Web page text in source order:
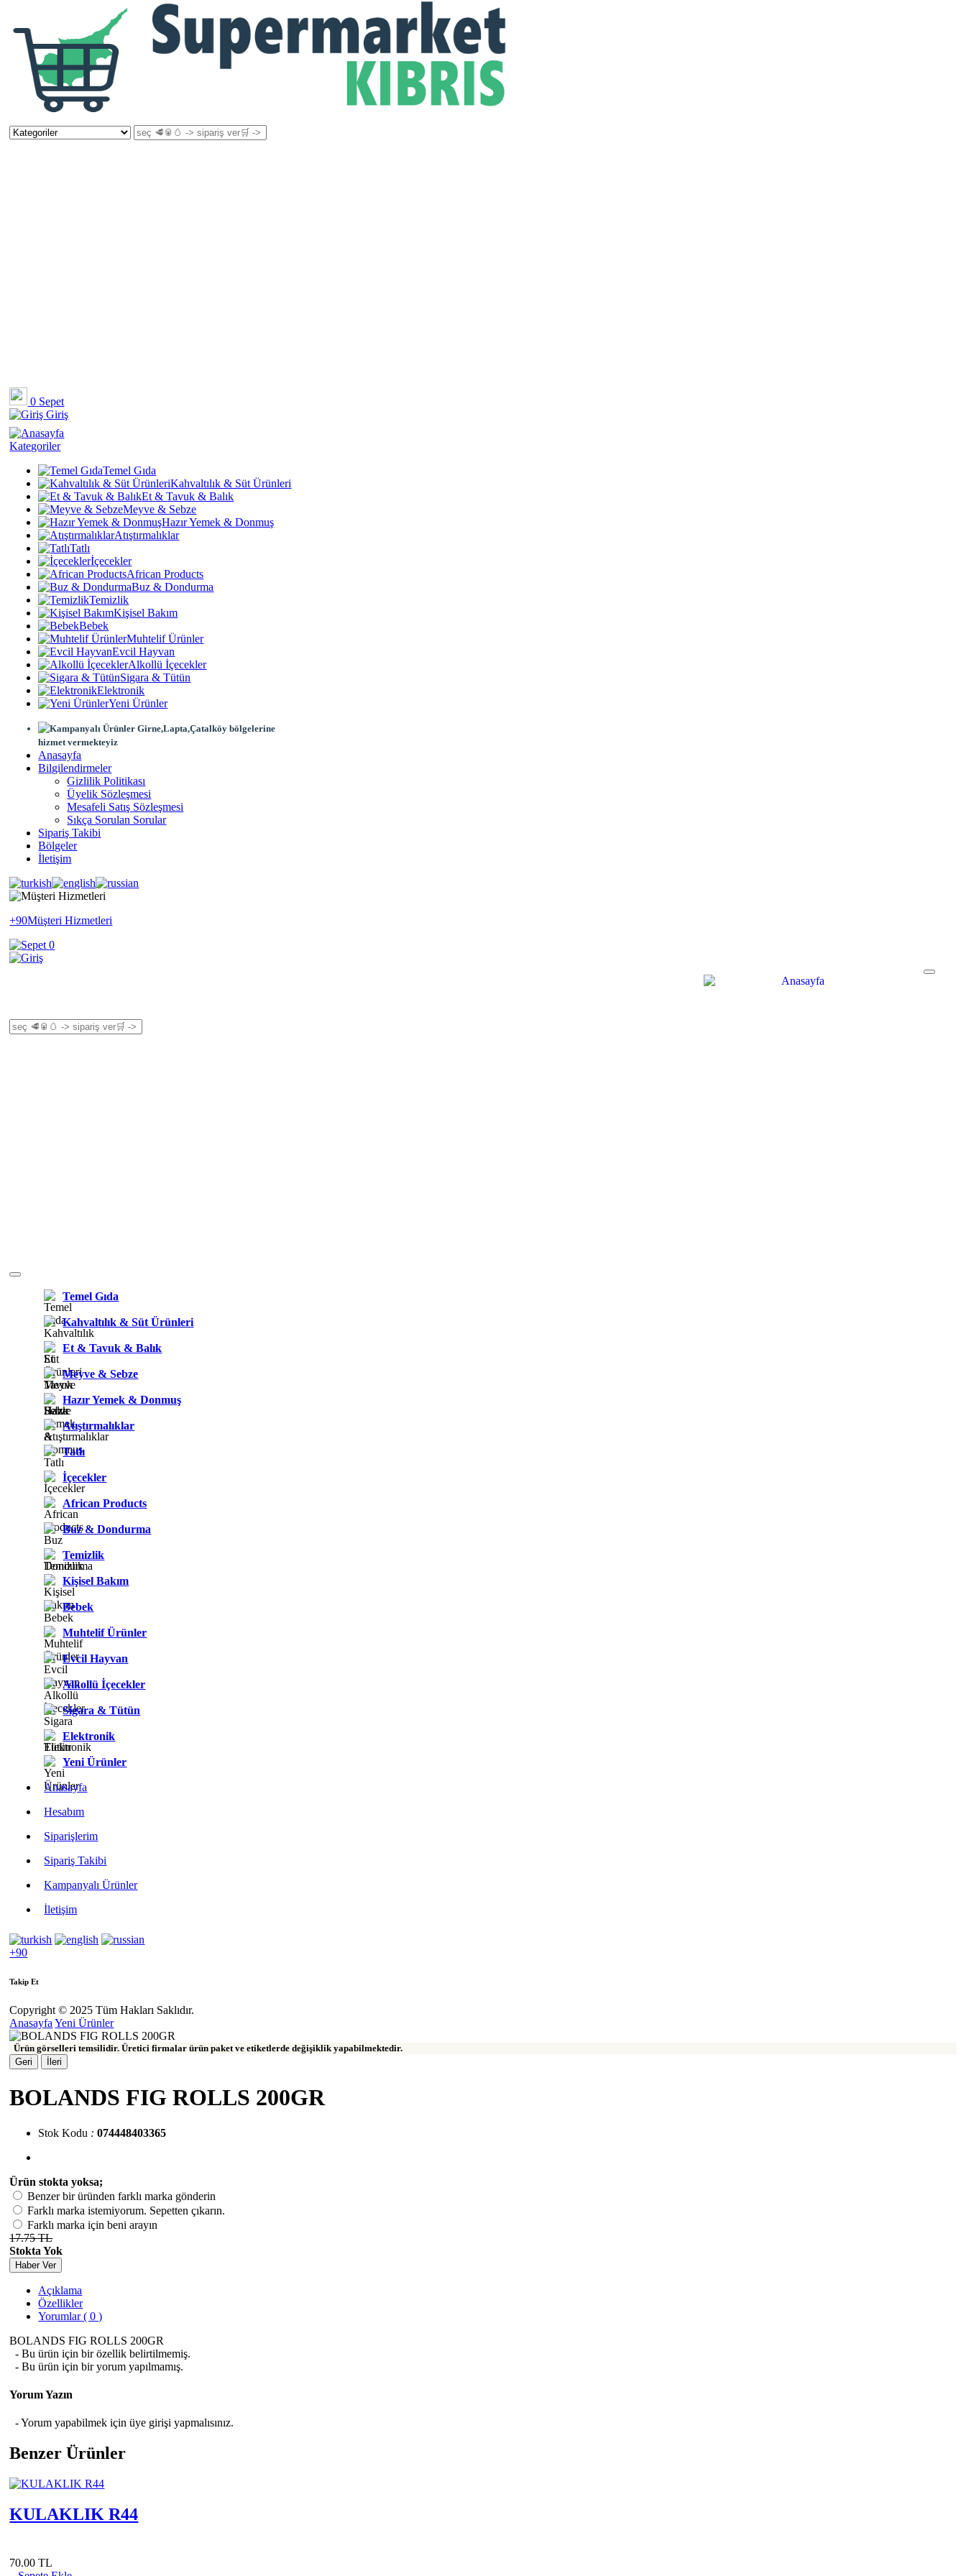
0 Sepet
Giriş
Kategoriler
Temel Gıda
Kahvaltılık & Süt Ürünleri
Et & Tavuk & Balık
Meyve & Sebze
Hazır Yemek & Donmuş
Atıştırmalıklar
Tatlı
İçecekler
African Products
Buz & Dondurma
Temizlik
Kişisel Bakım
Bebek
Muhtelif Ürünler
Evcil Hayvan
Alkollü İçecekler
Sigara & Tütün
Elektronik
Yeni Ürünler
Girne,Lapta,Çatalköy bölgelerine
hizmet vermekteyiz
Anasayfa
Bilgilendirmeler
Gizlilik Politikası
Üyelik Sözleşmesi
Mesafeli Satış Sözleşmesi
Sıkça Sorulan Sorular
Sipariş Takibi
Bölgeler
İletişim
+90Müşteri Hizmetleri
0
Temel Gıda
Kahvaltılık & Süt Ürünleri
Et & Tavuk & Balık
Meyve & Sebze
Hazır Yemek & Donmuş
Atıştırmalıklar
Tatlı
İçecekler
African Products
Buz & Dondurma
Temizlik
Kişisel Bakım
Bebek
Muhtelif Ürünler
Evcil Hayvan
Alkollü İçecekler
Sigara & Tütün
Elektronik
Yeni Ürünler
Anasayfa
Hesabım
Siparişlerim
Sipariş Takibi
Kampanyalı Ürünler
İletişim
+90
Takip Et
Copyright © 2025 Tüm Hakları Saklıdır.
Anasayfa Yeni Ürünler
Ürün görselleri temsilidir. Üretici firmalar ürün paket ve etiketlerde değişiklik yapabilmektedir.
Geri
İleri
BOLANDS FIG ROLLS 200GR
Stok Kodu : 074448403365
Ürün stokta yoksa;
Benzer bir üründen farklı marka gönderin
Farklı marka istemiyorum. Sepetten çıkarın.
Farklı marka için beni arayın
17.75 TL
Stokta Yok
Haber Ver
Açıklama
Özellikler
Yorumlar ( 0 )
BOLANDS FIG ROLLS 200GR
- Bu ürün için bir özellik belirtilmemiş.
- Bu ürün için bir yorum yapılmamış.
Yorum Yazın
- Yorum yapabilmek için üye girişi yapmalısınız.
Benzer Ürünler
KULAKLIK R44
70.00 TL